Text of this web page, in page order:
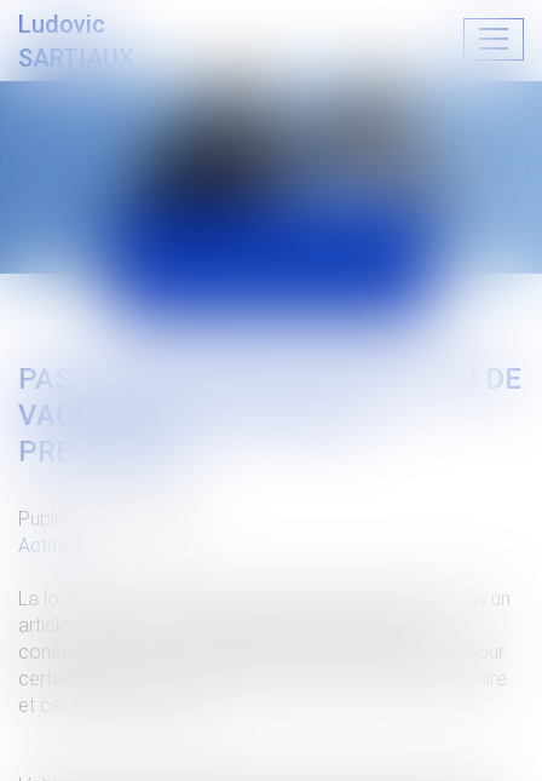
Ludovic
SARTIAUX
Ouvrir
le
PASSE SANITAIRE ET OBLIGATION DE
VACCINATION : RAPPEL ET
PRECISIONS
Publié le :
Actualités
La loi n° 2021-1040 du 5 août 2021, déjà évoquée dans un
article récent suite à sa validation par le conseil
constitutionnel, a instauré deux nouvelles obligations pour
certains salariés : celle de présentation de passe sanitaire
et celle de vaccination.